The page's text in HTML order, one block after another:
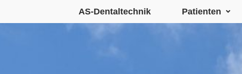
AS-Dentaltechnik Patienten